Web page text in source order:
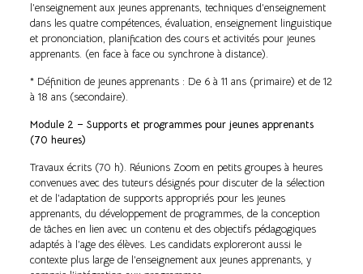
l’enseignement aux jeunes apprenants, techniques d’enseignement
dans les quatre compétences, évaluation, enseignement linguistique
et prononciation, planification des cours et activités pour jeunes
apprenants. (en face à face ou synchrone à distance).
* Définition de jeunes apprenants : De 6 à 11 ans (primaire) et de 12
à 18 ans (secondaire).
Module 2 – Supports et programmes pour jeunes apprenants
(70 heures)
Travaux écrits (70 h). Réunions Zoom en petits groupes à heures
convenues avec des tuteurs désignés pour discuter de la sélection
et de l’adaptation de supports appropriés pour les jeunes
apprenants, du développement de programmes, de la conception
de tâches en lien avec un contenu et des objectifs pédagogiques
adaptés à l’age des élèves. Les candidats exploreront aussi le
contexte plus large de l’enseignement aux jeunes apprenants, y